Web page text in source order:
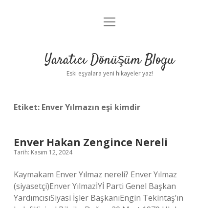
Anasayfa
Yasal Uyarı
menüyü
Yaratıcı Dönüşüm Blogu
Eski eşyalara yeni hikayeler yaz!
Etiket: Enver Yılmazın eşi kimdir
Enver Hakan Zengince Nereli
Tarih: Kasım 12, 2024
Kaymakam Enver Yılmaz nereli? Enver Yılmaz
(siyasetçi)Enver YılmazİYİ Parti Genel Başkan
YardımcısıSiyasi İşler BaşkanıEngin Tekintaş’ın